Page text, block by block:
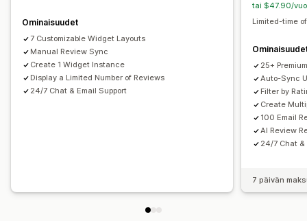
Mukautetut pyynnöt
Ominaisuudet
7 Customizable Widget Layouts
Manual Review Sync
Create 1 Widget Instance
Display a Limited Number of Reviews
24/7 Chat & Email Support
tai $47.90/
Limited-time
25+
Auto-Sync
Filter by
Create
100 Email
AI Review
24/7 Chat &
7 päivän